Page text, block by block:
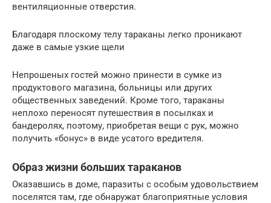
вентиляционные отверстия.
Благодаря плоскому телу тараканы легко проникают
даже в самые узкие щели
Непрошеных гостей можно принести в сумке из
продуктового магазина, больницы или других
общественных заведений. Кроме того, тараканы
неплохо переносят путешествия в посылках и
бандеролях, поэтому, приобретая вещи с рук, можно
получить «бонус» в виде усатого вредителя.
Образ жизни больших тараканов
Оказавшись в доме, паразиты с особым удовольствием
поселятся там, где обнаружат благоприятные условия